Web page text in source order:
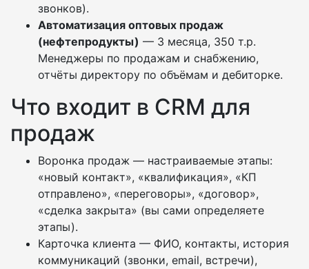
звонков).
Автоматизация оптовых продаж
(нефтепродукты) — 3 месяца, 350 т.р.
Менеджеры по продажам и снабжению,
отчёты директору по объёмам и дебиторке.
Что входит в CRM для
продаж
Воронка продаж — настраиваемые этапы:
«новый контакт», «квалификация», «КП
отправлено», «переговоры», «договор»,
«сделка закрыта» (вы сами определяете
этапы).
Карточка клиента — ФИО, контакты, история
коммуникаций (звонки, email, встречи),